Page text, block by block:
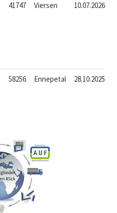
41747 Viersen 10.07.2026
58256 Ennepetal 28.10.2025